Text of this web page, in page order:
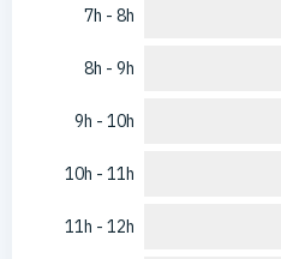
7h - 8h
8h - 9h
9h - 10h
10h - 11h
11h - 12h